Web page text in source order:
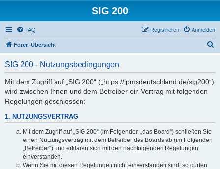
SIG 200
FAQ Anmelden
Registrieren
Foren-Übersicht
SIG 200 - Nutzungsbedingungen
Mit dem Zugriff auf „SIG 200“ („https://ipmsdeutschland.de/sig200“)
wird zwischen Ihnen und dem Betreiber ein Vertrag mit folgenden
Regelungen geschlossen:
1. NUTZUNGSVERTRAG
Mit dem Zugriff auf „SIG 200“ (im Folgenden „das Board“) schließen Sie
einen Nutzungsvertrag mit dem Betreiber des Boards ab (im Folgenden
„Betreiber“) und erklären sich mit den nachfolgenden Regelungen
einverstanden.
Wenn Sie mit diesen Regelungen nicht einverstanden sind, so dürfen